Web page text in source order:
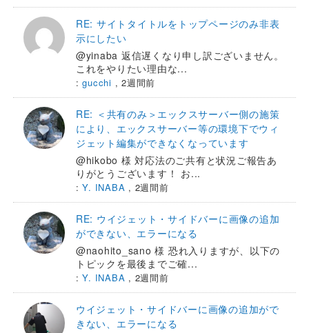
RE: サイトタイトルをトップページのみ非表
示にしたい
@yinaba 返信遅くなり申し訳ございません。
これをやりたい理由な...
:gucchi ,2週間前
RE: ＜共有のみ＞エックスサーバー側の施策
により、エックスサーバー等の環境下でウィ
ジェット編集ができなくなっています
@hikobo 様 対応法のご共有と状況ご報告あ
りがとうございます！ お...
:Y. INABA , 2週間前
RE: ウイジェット・サイドバーに画像の追加
ができない、エラーになる
@naohito_sano 様 恐れ入りますが、以下の
トピックを最後までご確...
:Y. INABA , 2週間前
ウイジェット・サイドバーに画像の追加がで
きない、エラーになる